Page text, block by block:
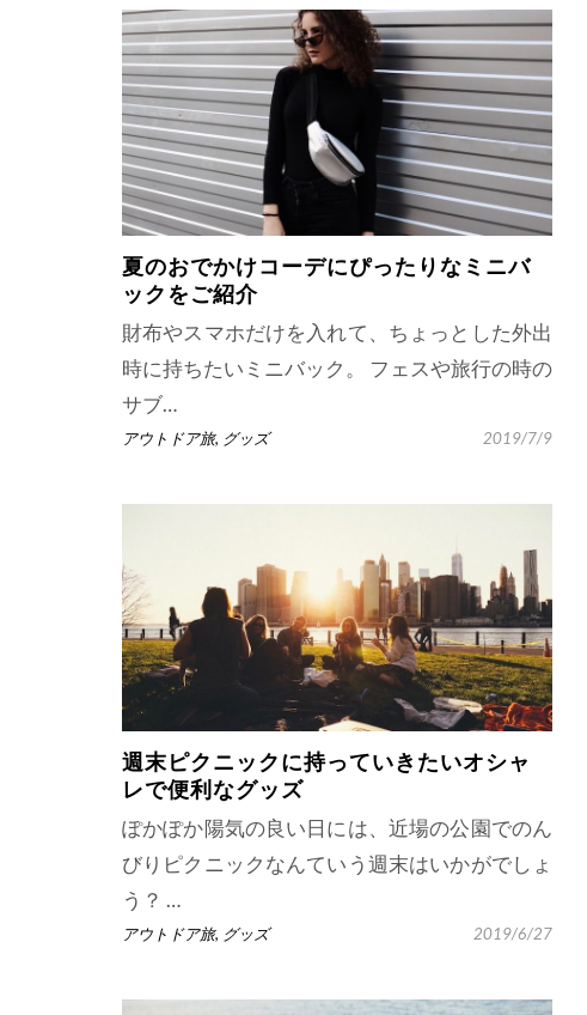
夏のおでかけコーデにぴったりなミニバ
ックをご紹介
財布やスマホだけを入れて、ちょっとした外出
時に持ちたいミニバック。 フェスや旅行の時の
サブ…
アウトドア旅, グッズ 2019/7/9
週末ピクニックに持っていきたいオシャ
レで便利なグッズ
ぽかぽか陽気の良い日には、近場の公園でのん
びりピクニックなんていう週末はいかがでしょ
う？ …
アウトドア旅, グッズ 2019/6/27